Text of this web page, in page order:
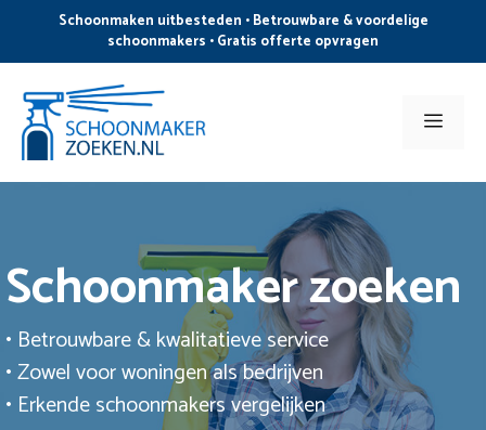
de
inhoud
Schoonmaken uitbesteden • Betrouwbare & voordelige
schoonmakers • Gratis offerte opvragen
Menu
Schoonmaker zoeken
• Betrouwbare & kwalitatieve service
• Zowel voor woningen als bedrijven
• Erkende schoonmakers vergelijken